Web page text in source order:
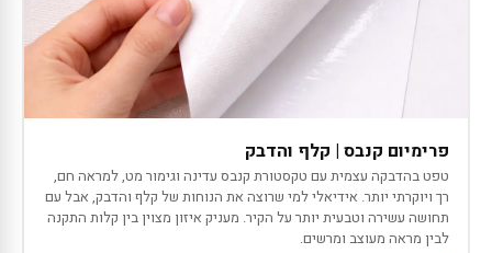
פרימיום קנבס | קלף והדבק
טפט בהדבקה עצמית עם טקסטורת קנבס עדינה וגימור מט, למראה חם,
רך ויוקרתי יותר. אידיאלי למי שרוצה את הנוחות של קלף והדבק, אבל עם
תחושה עשירה וטבעית יותר על הקיר. מעניק איזון מצוין בין קלות התקנה
לבין מראה מעוצב ומרשים.